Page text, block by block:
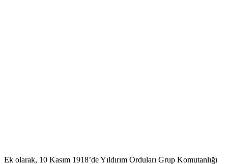
Ek olarak, 10 Kasım 1918’de Yıldırım Orduları Grup Komutanlığı